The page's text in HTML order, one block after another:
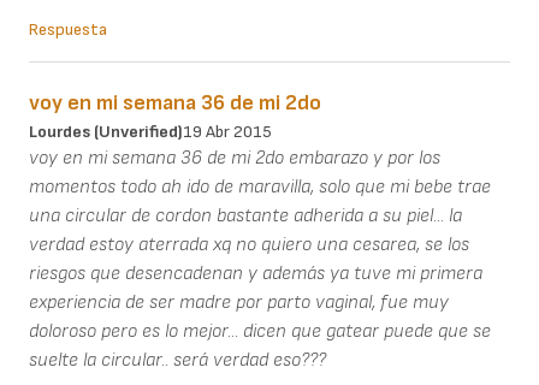
Respuesta
voy en mi semana 36 de mi 2do
Lourdes (unverified)19 Abr 2015
voy en mi semana 36 de mi 2do embarazo y por los
momentos todo ah ido de maravilla, solo que mi bebe trae
una circular de cordon bastante adherida a su piel... la
verdad estoy aterrada xq no quiero una cesarea, se los
riesgos que desencadenan y además ya tuve mi primera
experiencia de ser madre por parto vaginal, fue muy
doloroso pero es lo mejor... dicen que gatear puede que se
suelte la circular.. será verdad eso???